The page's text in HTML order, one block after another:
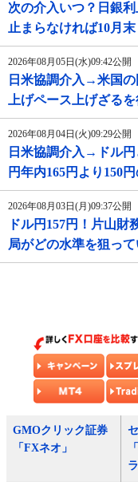
次の介入いつ？日銀
止まらなければ10月
2026年08月05日(水)09:42公開
日米協調介入→米国の
上げペース上げざる
2026年08月04日(火)09:29公開
日米協調介入→ドル
円年内165円より150
2026年08月03日(月)09:37公開
ドル円157円！片山
局がどの水準を狙っ
GMOクリック証券
「FXネオ」